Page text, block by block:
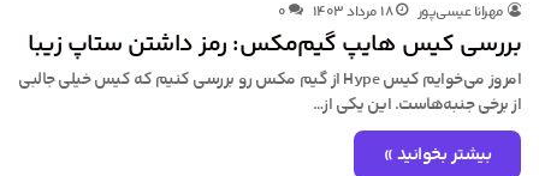
مهرانا عیسی‌پور ۱۸ مرداد ۱۴۰۳ ۰
بررسی کیس هایپ گیم‌مکس: رمز داشتن ستاپ زیبا
امروز می‌خوایم کیس Hype از گیم مکس رو بررسی کنیم که کیس خیلی جالبی
از برخی جنبه‌هاست. این یکی از…
بیشتر بخوانید »